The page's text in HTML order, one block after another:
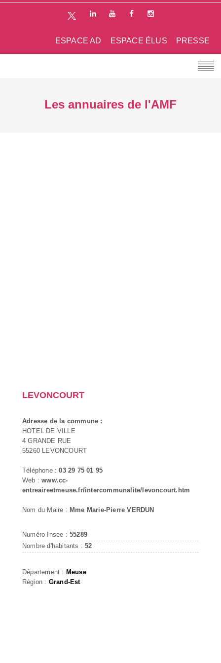
PRESSE
ESPACE ÉLUS
ESPACE AD
Les annuaires de l'AMF
LEVONCOURT
Adresse de la commune :
HOTEL DE VILLE
4 GRANDE RUE
55260 LEVONCOURT
Téléphone :03 29 75 01 95
Web :www.cc-
entreaireetmeuse.fr/intercommunalite/levoncourt.htm
Nom du Maire : Mme Marie-Pierre VERDUN
Numéro Insee : 55289
Nombre d'habitants :52
Département : Meuse
Région : Grand-Est